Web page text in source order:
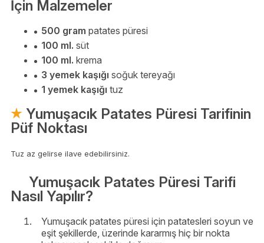
İçin Malzemeler
500 gram patates püresi
100 ml. süt
100 ml. krema
3 yemek kaşığı soğuk tereyağı
1 yemek kaşığı tuz
Yumuşacık Patates Püresi Tarifinin
Püf Noktası
Tuz az gelirse ilave edebilirsiniz.
Yumuşacık Patates Püresi Tarifi
Nasıl Yapılır?
Yumuşacık patates püresi için patatesleri soyun ve
eşit şekillerde, üzerinde kararmış hiç bir nokta